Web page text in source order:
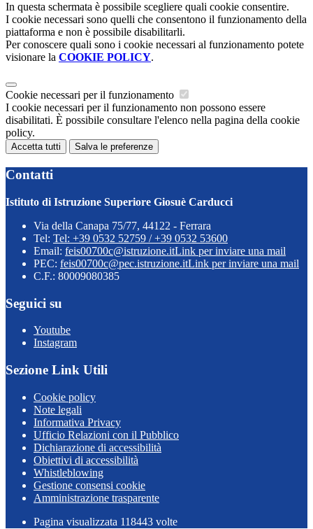
In questa schermata è possibile scegliere quali cookie consentire.
I cookie necessari sono quelli che consentono il funzionamento della
piattaforma e non è possibile disabilitarli.
Per conoscere quali sono i cookie necessari al funzionamento potete
visionare la COOKIE POLICY.
Cookie necessari per il funzionamento
I cookie necessari per il funzionamento non possono essere
disabilitati. È possibile consultare l'elenco nella pagina della cookie
policy.
Accetta tutti Salva le preferenze
Contatti
Istituto di Istruzione Superiore Giosuè Carducci
Via della Canapa 75/77, 44122 - Ferrara
Tel: Tel: +39 0532 52759 / +39 0532 53600
Email: feis00700c@istruzione.itLink per inviare una mail
PEC: feis00700c@pec.istruzione.itLink per inviare una mail
C.F.: 80009080385
Seguici su
Youtube
Instagram
Sezione Link Utili
Cookie policy
Note legali
Informativa Privacy
Ufficio Relazioni con il Pubblico
Dichiarazione di accessibilità
Obiettivi di accessibilità
Whistleblowing
Gestione consensi cookie
Amministrazione trasparente
Pagina visualizzata 118443 volte